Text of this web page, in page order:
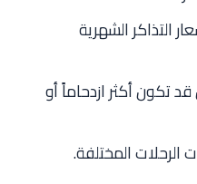
التذاكر الشهرية
تكون أكثر ازدحاماً أو
الرحلات المختلفة.